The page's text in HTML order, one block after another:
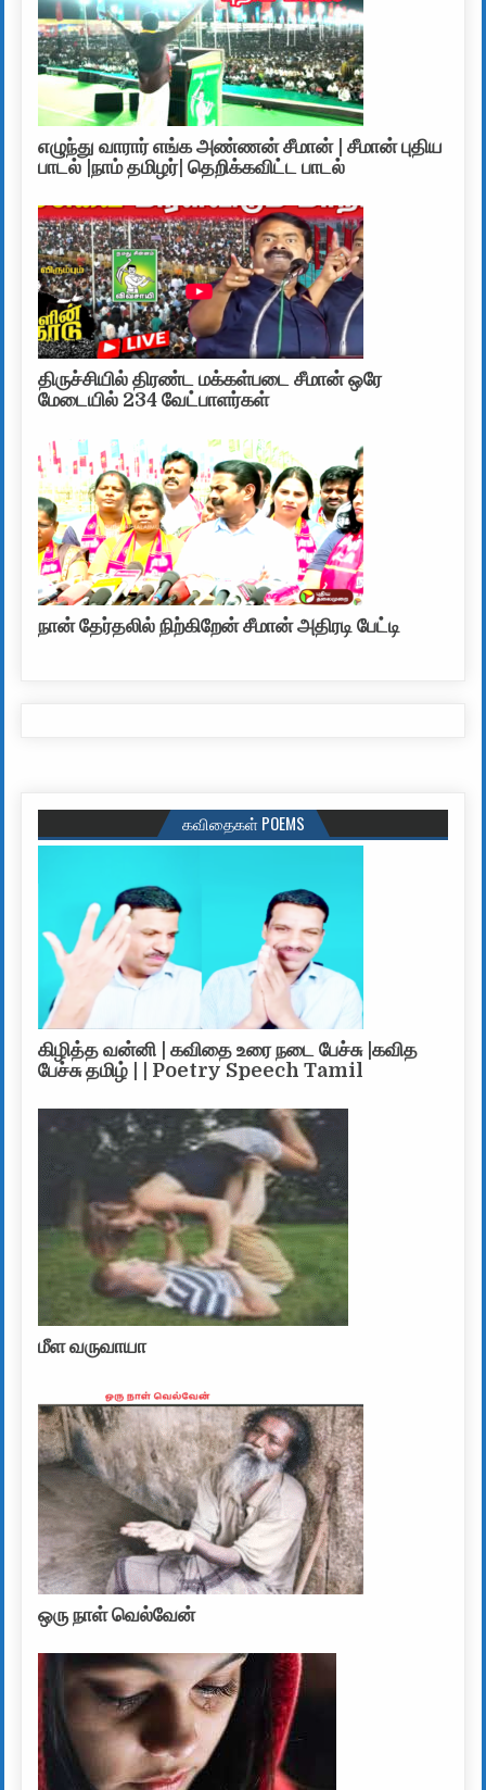
எழுந்து வாரார் எங்க அண்ணன் சீமான் | சீமான் புதிய
பாடல் |நாம் தமிழர்| தெறிக்கவிட்ட பாடல்
திருச்சியில் திரண்ட மக்கள்படை சீமான் ஒரே
மேடையில் 234 வேட்பாளர்கள்
நான் தேர்தலில் நிற்கிறேன் சீமான் அதிரடி பேட்டி
கவிதைகள் POEMS
கிழித்த வன்னி | கவிதை உரை நடை பேச்சு |கவித
பேச்சு தமிழ் | | Poetry Speech Tamil
மீள வருவாயா
ஒரு நாள் வெல்வேன்